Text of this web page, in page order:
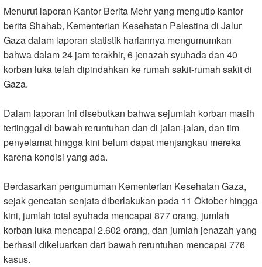
Menurut laporan Kantor Berita Mehr yang mengutip kantor
berita Shahab, Kementerian Kesehatan Palestina di Jalur
Gaza dalam laporan statistik hariannya mengumumkan
bahwa dalam 24 jam terakhir, 6 jenazah syuhada dan 40
korban luka telah dipindahkan ke rumah sakit-rumah sakit di
Gaza.
Dalam laporan ini disebutkan bahwa sejumlah korban masih
tertinggal di bawah reruntuhan dan di jalan-jalan, dan tim
penyelamat hingga kini belum dapat menjangkau mereka
karena kondisi yang ada.
Berdasarkan pengumuman Kementerian Kesehatan Gaza,
sejak gencatan senjata diberlakukan pada 11 Oktober hingga
kini, jumlah total syuhada mencapai 877 orang, jumlah
korban luka mencapai 2.602 orang, dan jumlah jenazah yang
berhasil dikeluarkan dari bawah reruntuhan mencapai 776
kasus.